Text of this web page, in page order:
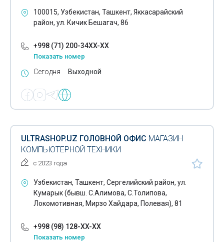
100015, Узбекистан, Ташкент, Яккасарайский
район, ул. Кичик Бешагач, 86
+998 (71) 200-34XX-XX
Показать номер
Сегодня Выходной
ULTRASHOP.UZ ГОЛОВНОЙ ОФИС МАГАЗИН
КОМПЬЮТЕРНОЙ ТЕХНИКИ
с 2023 года
Узбекистан, Ташкент, Сергелийский район, ул.
Кумарык (бывш. С.Алимова, С.Толипова,
Локомотивная, Мирзо Хайдара, Полевая), 81
+998 (98) 128-XX-XX
Показать номер